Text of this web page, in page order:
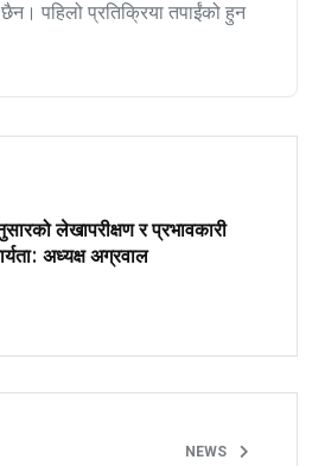
पहिलो प्रतिक्रिया तपाईंको हुन
लेखापरीक्षण र प्रभावकारी
अध्यक्ष अग्रवाल
NEWS